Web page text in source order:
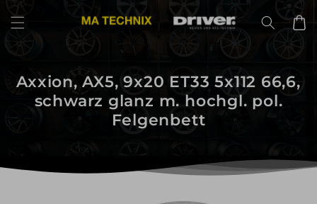
zum
Inhalt
Axxion, AX5, 9x20 ET33 5x112 66,6,
schwarz glanz m. hochgl. pol.
Felgenbett